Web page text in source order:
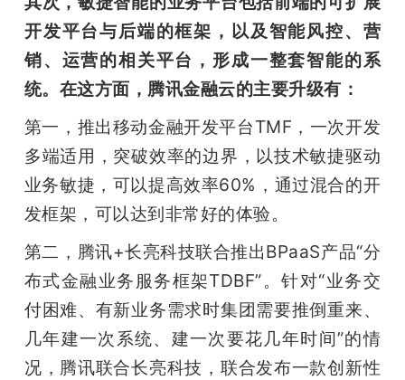
开发平台与后端的框架，以及智能风控、营
销、运营的相关平台，形成一整套智能的系
统。在这方面，腾讯金融云的主要升级有：
第一，推出移动金融开发平台TMF，一次开发
多端适用，突破效率的边界，以技术敏捷驱动
业务敏捷，可以提高效率60%，通过混合的开
发框架，可以达到非常好的体验。
第二，腾讯+长亮科技联合推出BPaaS产品“分
布式金融业务服务框架TDBF”。针对“业务交
付困难、有新业务需求时集团需要推倒重来、
几年建一次系统、建一次要花几年时间”的情
况，腾讯联合长亮科技，联合发布一款创新性